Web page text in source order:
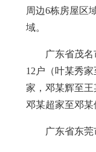
周边6栋房屋区
域。
广东省茂
12户（叶某秀
家，邓某辉至
邓某超家至邓
广东省东